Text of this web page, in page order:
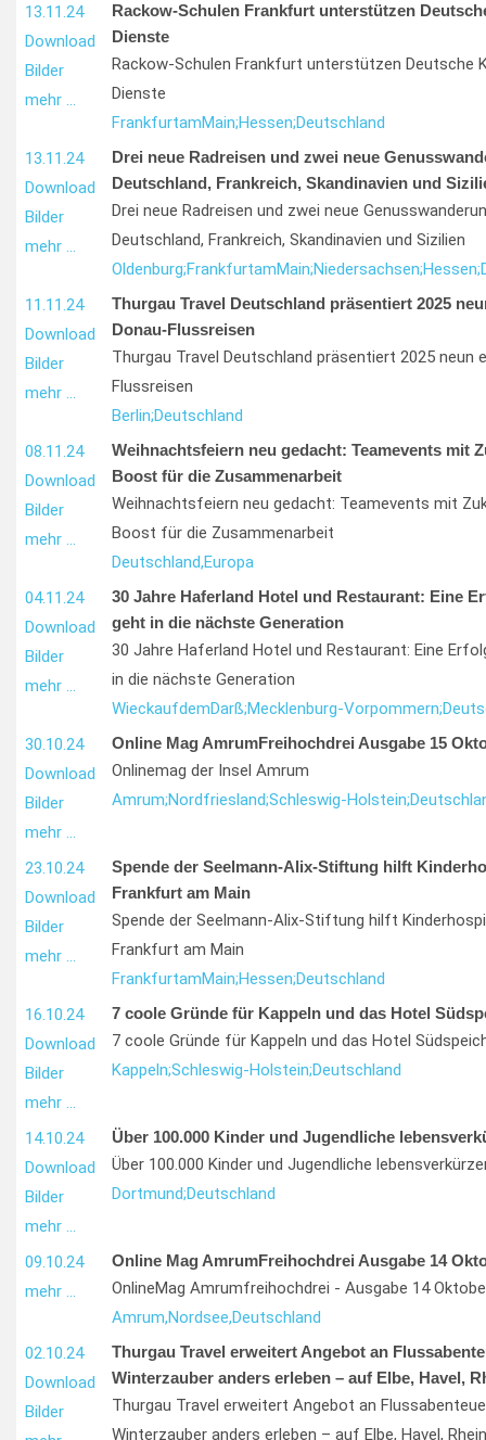
13.11.24
Download
Bilder
mehr …
Rackow-Schulen Frankfurt unterstützen
Dienste
Rackow-Schulen Frankfurt unterstützen Deutsche
Dienste
FrankfurtamMain;Hessen;Deutschland
13.11.24
Download
Bilder
mehr …
Drei neue Radreisen und zwei neue
Deutschland, Frankreich, Skandinavien und
Drei neue Radreisen und zwei neue
Deutschland, Frankreich, Skandinavien und Sizilien
Oldenburg;FrankfurtamMain;Niedersachsen;Hessen;
11.11.24
Download
Bilder
mehr …
Thurgau Travel Deutschland präsentiert 2025
Donau-Flussreisen
Thurgau Travel Deutschland präsentiert 2025 neun
Flussreisen
Berlin;Deutschland
08.11.24
Download
Bilder
mehr …
Weihnachtsfeiern neu gedacht: Teamevents mit
Boost für die Zusammenarbeit
Weihnachtsfeiern neu gedacht: Teamevents mit
Boost für die Zusammenarbeit
Deutschland,Europa
04.11.24
Download
Bilder
mehr …
30 Jahre Haferland Hotel und Restaurant: Eine
geht in die nächste Generation
30 Jahre Haferland Hotel und Restaurant: Eine
in die nächste Generation
WieckaufdemDarß;Mecklenburg-Vorpommern;
30.10.24
Download
Bilder
mehr …
Online Mag AmrumFreihochdrei Ausgabe 15
Onlinemag der Insel Amrum
Amrum;Nordfriesland;Schleswig-Holstein;
23.10.24
Download
Bilder
mehr …
Spende der Seelmann-Alix-Stiftung hilft
Frankfurt am Main
Spende der Seelmann-Alix-Stiftung hilft
Frankfurt am Main
FrankfurtamMain;Hessen;Deutschland
16.10.24
Download
Bilder
mehr …
7 coole Gründe für Kappeln und das Hotel
7 coole Gründe für Kappeln und das Hotel
Kappeln;Schleswig-Holstein;Deutschland
14.10.24
Download
Bilder
mehr …
Über 100.000 Kinder und Jugendliche
Über 100.000 Kinder und Jugendliche
Dortmund;Deutschland
09.10.24
mehr …
Online Mag AmrumFreihochdrei Ausgabe 14
OnlineMag Amrumfreihochdrei - Ausgabe 14
Amrum,Nordsee,Deutschland
02.10.24
Download
Bilder
Thurgau Travel erweitert Angebot an
Winterzauber anders erleben – auf Elbe, Havel,
Thurgau Travel erweitert Angebot an
Winterzauber anders erleben – auf Elbe, Havel,